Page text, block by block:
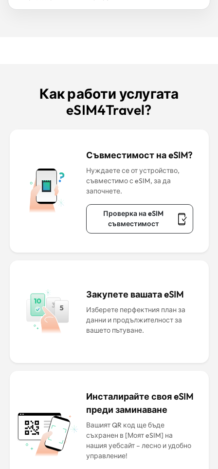
Как работи услугата
eSIM4Travel?
Съвместимост на eSIM?
Нуждаете се от устройство,
съвместимо с eSIM, за да
започнете.
Проверка на eSIM
съвместимост
Закупете вашата eSIM
Изберете перфектния план за
данни и продължителност за
вашето пътуване.
Инсталирайте своя eSIM
преди заминаване
Вашият QR код ще бъде
съхранен в [Моят eSIM] на
нашия уебсайт – лесно и удобно
управление!